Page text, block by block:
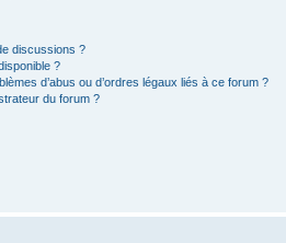
discussions ?
?
d’abus ou d’ordres légaux liés à ce forum ?
du forum ?